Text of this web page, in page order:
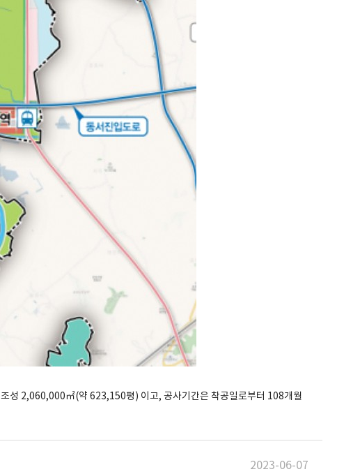
성 2,060,000㎡(약 623,150평) 이고, 공사기간은 착공일로부터 108개월
2023-06-07